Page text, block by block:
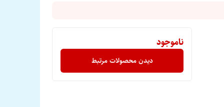
ناموجود
دیدن محصولات مرتبط